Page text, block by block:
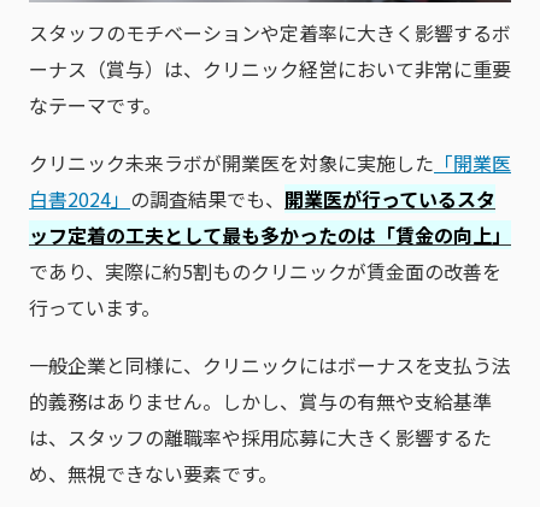
スタッフのモチベーションや定着率に大きく影響するボ
ーナス（賞与）は、クリニック経営において非常に重要
なテーマです。
クリニック未来ラボが開業医を対象に実施した 「開業医
白書2024」 の調査結果でも、 開業医が行っているスタ
ッフ定着の工夫として最も多かったのは「賃金の向上」
であり、実際に約5割ものクリニックが賃金面の改善を
行っています。
一般企業と同様に、クリニックにはボーナスを支払う法
的義務はありません。しかし、賞与の有無や支給基準
は、スタッフの離職率や採用応募に大きく影響するた
め、無視できない要素です。